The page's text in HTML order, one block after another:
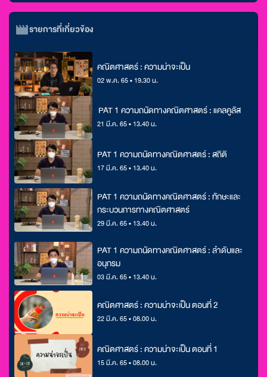
รายการที่เกี่ยวข้อง
คณิตศาสตร์ : ความน่าจะเป็น
02 พ.ค. 65 • 19.30 น.
PAT 1 ความถนัดทางคณิตศาสตร์ : แคลคูลัส
21 มี.ค. 65 • 13.40 น.
PAT 1 ความถนัดทางคณิตศาสตร์ : สถิติ
17 มี.ค. 65 • 13.40 น.
PAT 1 ความถนัดทางคณิตศาสตร์ : ทักษะและ
กระบวนการทางคณิตศาสตร์
29 มี.ค. 65 • 13.40 น.
PAT 1 ความถนัดทางคณิตศาสตร์ : ลำดับและ
อนุกรม
03 มี.ค. 65 • 13.40 น.
คณิตศาสตร์ : ความน่าจะเป็น ตอนที่ 2
22 มี.ค. 65 • 08.00 น.
คณิตศาสตร์ : ความน่าจะเป็น ตอนที่ 1
15 มี.ค. 65 • 08.00 น.